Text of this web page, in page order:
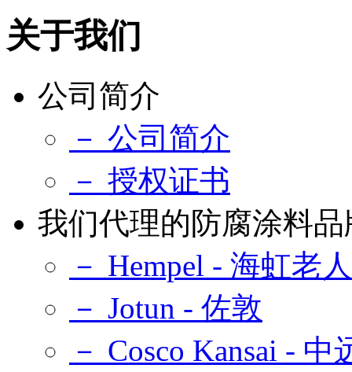
关于我们
公司简介
－ 公司简介
－ 授权证书
我们代理的防腐涂料品
－ Hempel - 海虹老人
－ Jotun - 佐敦
－ Cosco Kansai - 中